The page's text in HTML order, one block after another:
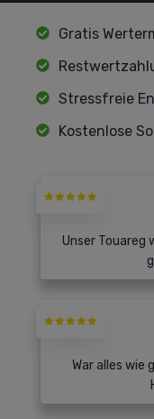
Gratis
Stressfreie
Kostenlose
Unser Touareg
War alles wie